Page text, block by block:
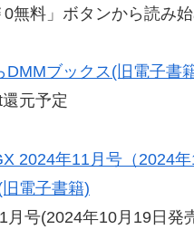
無料」ボタンから読み始
ブックス(旧電子書
元予定
2024年11月号（2024
電子書籍)
月号(2024年10月19日発